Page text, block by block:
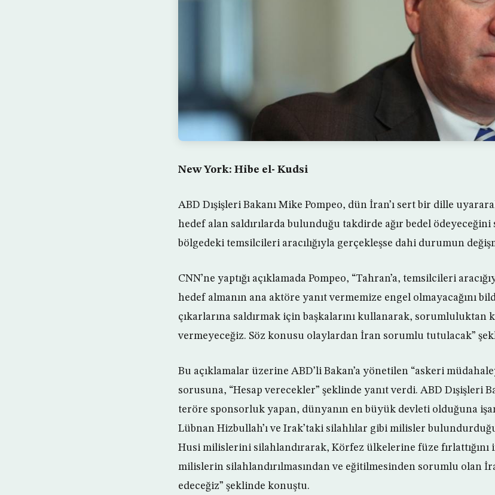
New York: Hibe el- Kudsi
ABD Dışişleri Bakanı Mike Pompeo, dün İran’ı sert bir dille
hedef alan saldırılarda bulunduğu takdirde ağır bedel ödeyeceğini
bölgedeki temsilcileri aracılığıyla gerçekleşse dahi durumun
CNN’ne yaptığı açıklamada Pompeo, “Tahran’a, temsilcileri
hedef almanın ana aktöre yanıt vermemize engel olmayacağını
çıkarlarına saldırmak için başkalarını kullanarak, sorumluluktan
vermeyeceğiz. Söz konusu olaylardan İran sorumlu tutulacak”
Bu açıklamalar üzerine ABD’li Bakan’a yönetilen “askeri
sorusuna, “Hesap verecekler” şeklinde yanıt verdi. ABD Dışişleri
teröre sponsorluk yapan, dünyanın en büyük devleti olduğuna
Lübnan Hizbullah’ı ve Irak’taki silahlılar gibi milisler
Husi milislerini silahlandırarak, Körfez ülkelerine füze fırlattığını
milislerin silahlandırılmasından ve eğitilmesinden sorumlu olan
edeceğiz” şeklinde konuştu.